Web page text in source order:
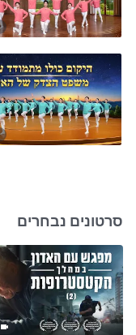
סרטונים נבחרים